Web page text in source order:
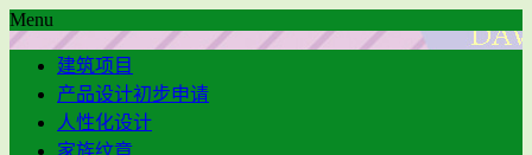
Menu
建筑项目
产品设计初步申请
人性化设计
家族纹章